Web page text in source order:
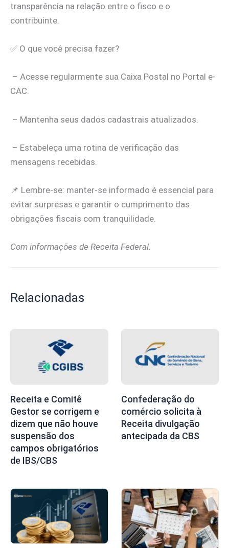
transparência na relação entre o fisco e o
contribuinte.
✅ O que você precisa fazer?
– Acesse regularmente sua Caixa Postal no Portal e-
CAC.
– Mantenha seus dados cadastrais atualizados.
– Estabeleça uma rotina de verificação das
mensagens recebidas.
📌 Lembre-se: manter-se informado é essencial para
evitar surpresas e garantir o cumprimento das
obrigações fiscais com tranquilidade.
Com informações de Receita Federal.
Relacionadas
Receita e Comitê
Gestor se corrigem e
dizem que não houve
suspensão dos
campos obrigatórios
de IBS/CBS
Confederação do
comércio solicita à
Receita divulgação
antecipada da CBS